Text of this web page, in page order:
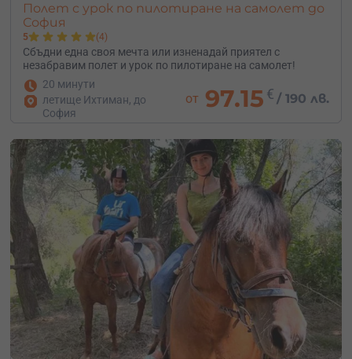
Полет с урок по пилотиране на самолет до
София
5 (4)
Сбъдни една своя мечта или изненадай приятел с
незабравим полет и урок по пилотиране на самолет!
20 минути
летище Ихтиман, до
София
от 97.15 € /190 лв.